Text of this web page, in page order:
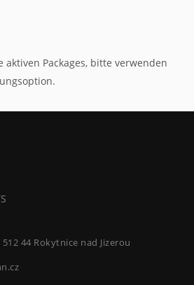
Packages, bitte verwenden
44 Rokytnice nad Jizerou